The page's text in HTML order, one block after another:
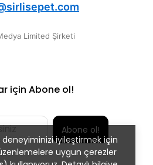
deneyiminizi iyileştirmek için
uygun çerezler
Limited Şirketi
için Abone ol!
Abone ol!